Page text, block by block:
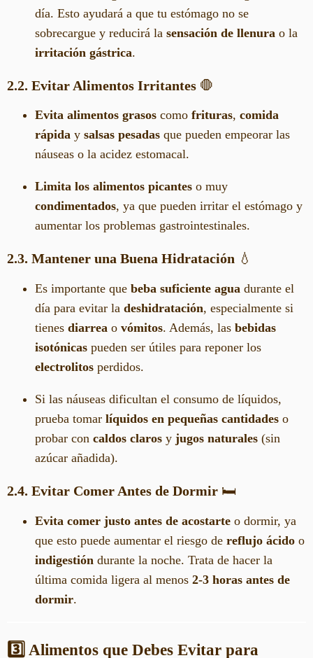
día. Esto ayudará a que tu estómago no se
sobrecargue y reducirá la sensación de llenura o la
irritación gástrica.
2.2. Evitar Alimentos Irritantes 🛑
Evita alimentos grasos como frituras, comida
rápida y salsas pesadas que pueden empeorar las
náuseas o la acidez estomacal.
Limita los alimentos picantes o muy
condimentados, ya que pueden irritar el estómago y
aumentar los problemas gastrointestinales.
2.3. Mantener una Buena Hidratación 💧
Es importante que beba suficiente agua durante el
día para evitar la deshidratación, especialmente si
tienes diarrea o vómitos. Además, las bebidas
isotónicas pueden ser útiles para reponer los
electrolitos perdidos.
Si las náuseas dificultan el consumo de líquidos,
prueba tomar líquidos en pequeñas cantidades o
probar con caldos claros y jugos naturales (sin
azúcar añadida).
2.4. Evitar Comer Antes de Dormir 🛏️
Evita comer justo antes de acostarte o dormir, ya
que esto puede aumentar el riesgo de reflujo ácido o
indigestión durante la noche. Trata de hacer la
última comida ligera al menos 2-3 horas antes de
dormir.
3️⃣ Alimentos que Debes Evitar para